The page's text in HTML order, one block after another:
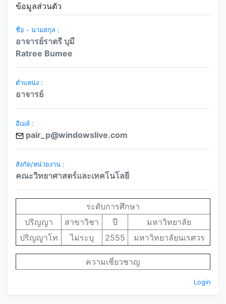
ข้อมูลส่วนตัว
ชื่อ - นามสกุล :
อาจารย์ราตรี บุมี
Ratree Bumee
ตำแหน่ง :
อาจารย์
อีเมล์ :
pair_p@windowslive.com
สังกัด/หน่วยงาน :
คณะวิทยาศาสตร์และเทคโนโลยี
ระดับการศึกษา
ปริญญา
สาขาวิชา ปี
มหาวิทยาลัย
ปริญญาโท
ไม่ระบุ 2555 มหาวิทยาลัยนเรศวร
ความเชี่ยวชาญ
Login